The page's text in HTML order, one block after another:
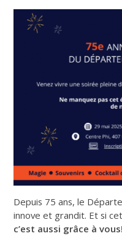
Depuis 75 ans, le
innove et grandit. Et si
c’est aussi grâce à vous!